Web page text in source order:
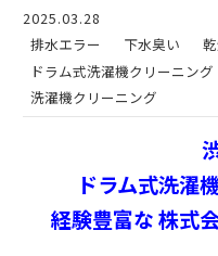
2025.03.28
排水エラー
下水臭い
ドラム式洗濯機クリーニング
洗濯機クリーニング
ドラム式洗濯
経験豊富な 株式